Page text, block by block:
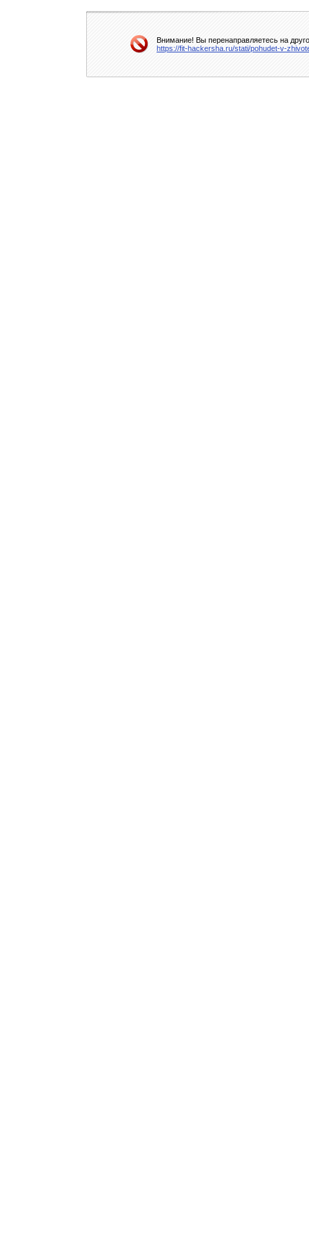
Внимание! Вы перенаправляетесь на
https://fit-hackersha.ru/stati/pohudet-v-